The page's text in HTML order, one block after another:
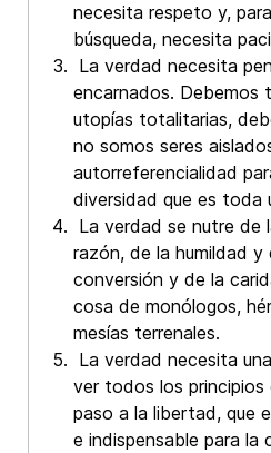
necesita respeto y,
búsqueda, necesita
La verdad necesita
encarnados. Debemos
utopías totalitarias,
no somos seres
autorreferencialidad
diversidad que es toda
La verdad se nutre de
razón, de la humildad
conversión y de la
cosa de monólogos,
mesías terrenales.
La verdad necesita
ver todos los principios
paso a la libertad, que
e indispensable para la